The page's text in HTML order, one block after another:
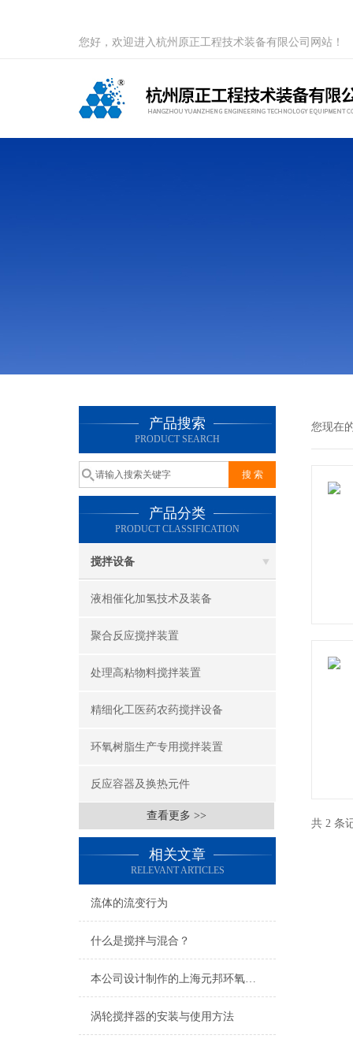
您好，欢迎进入杭州原正工程技术装备有限公司网站！
产品搜索
PRODUCT SEARCH
产品分类
PRODUCT CLASSIFICATION
搅拌设备
液相催化加氢技术及装备
聚合反应搅拌装置
处理高粘物料搅拌装置
精细化工医药农药搅拌设备
环氧树脂生产专用搅拌装置
反应容器及换热元件
查看更多 >>
相关文章
RELEVANT ARTICLES
流体的流变行为
什么是搅拌与混合？
本公司设计制作的上海元邦环氧树脂项目顺利投产
涡轮搅拌器的安装与使用方法
您现在
共 2 条